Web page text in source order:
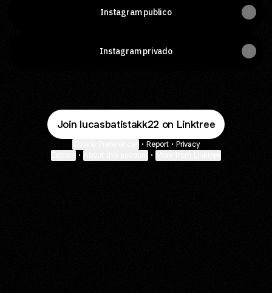
Instagram publico
Instagram privado
Join lucasbatistakk22 on Linktree
• Report • Privacy
• •